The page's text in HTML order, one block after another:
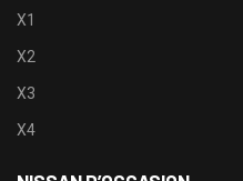
X1
X2
X3
X4